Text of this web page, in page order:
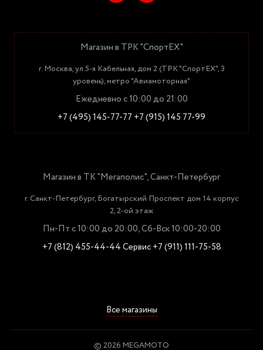
Магазин в ТРК "СпортЕХ"
г. Москва, ул.5-я Кабельная, дом 2 (ТРК "СпортЕХ", 3
уровень), метро "Авиамоторная"
Ежедневно с 10:00 до 21:00
+7 (495) 145-77-77 +7 (915) 145 77-99
Магазин в ТК "Мегаполис", Санкт-Петербург
г. Санкт-Петербург, Богатырский Проспект дом 14 корпус
2, 2-ой этаж
Пн-Пт с 10:00 до 20:00, Сб-Вск 10:00-20:00
+7 (812) 455-44-44Сервис +7 (911) 111-75-58
Все магазины
© 2026 MEGAMOTO